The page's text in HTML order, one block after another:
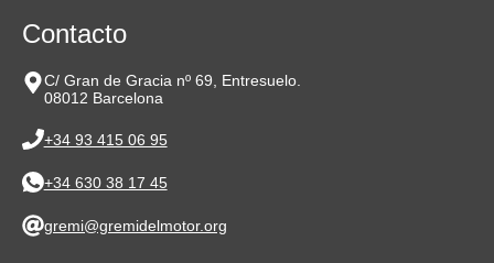
Contacto
C/ Gran de Gracia nº 69, Entresuelo.
08012 Barcelona
+34 93 415 06 95
+34 630 38 17 45
gremi@gremidelmotor.org